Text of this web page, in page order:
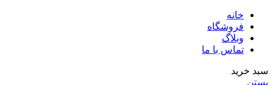
خانه
فروشگاه
وبلاگ
تماس با ما
سبد خرید
بستن